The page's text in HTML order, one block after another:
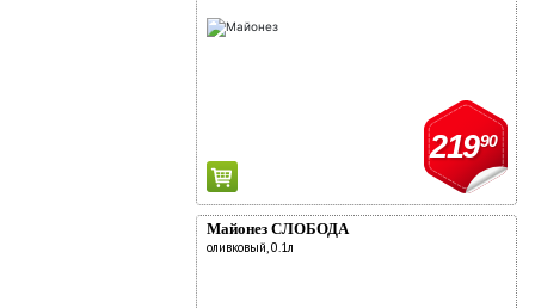
21990
Майонез СЛОБОДА
оливковый, 0.1л